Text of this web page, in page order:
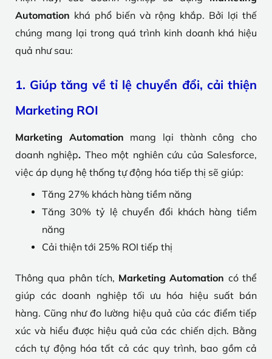
Automation khá phổ biến và rộng khắp. Bởi lợi thế
chúng mang lại trong quá trình kinh doanh khá hiệu
quả như sau:
1. Giúp tăng về tỉ lệ chuyển đổi, cải thiện
Marketing ROI
Marketing Automation mang lại thành công cho
doanh nghiệp. Theo một nghiên cứu của Salesforce,
việc áp dụng hệ thống tự động hóa tiếp thị sẽ giúp:
Tăng 27% khách hàng tiềm năng
Tăng 30% tỷ lệ chuyển đổi khách hàng tiềm
năng
Cải thiện tới 25% ROI tiếp thị
Thông qua phân tích, Marketing Automation có thể
giúp các doanh nghiệp tối ưu hóa hiệu suất bán
hàng. Cũng như đo lường hiệu quả của các điểm tiếp
xúc và hiểu được hiệu quả của các chiến dịch. Bằng
cách tự động hóa tất cả các quy trình, bao gồm cả